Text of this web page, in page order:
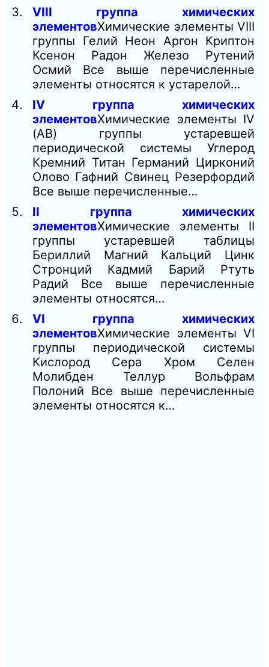
VIII группа химических
элементовХимические элементы VIII
группы Гелий Неон Аргон Криптон
Ксенон Радон Железо Рутений
Осмий Все выше перечисленные
элементы относятся к устарелой…
IV группа химических
элементовХимические элементы IV
(АВ) группы устаревшей
периодической системы Углерод
Кремний Титан Германий Цирконий
Олово Гафний Свинец Резерфордий
Все выше перечисленные…
II группа химических
элементовХимические элементы II
группы устаревшей таблицы
Бериллий Магний Кальций Цинк
Стронций Кадмий Барий Ртуть
Радий Все выше перечисленные
элементы относятся…
VI группа химических
элементовХимические элементы VI
группы периодической системы
Кислород Сера Хром Селен
Молибден Теллур Вольфрам
Полоний Все выше перечисленные
элементы относятся к…